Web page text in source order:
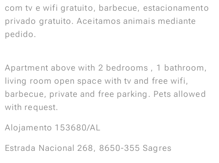
com tv e wifi gratuito, barbecue, estacionamento
privado gratuito. Aceitamos animais mediante
pedido.
Apartment above with 2 bedrooms , 1 bathroom,
living room open space with tv and free wifi,
barbecue, private and free parking. Pets allowed
with request.
Alojamento 153680/AL
Estrada Nacional 268, 8650-355 Sagres